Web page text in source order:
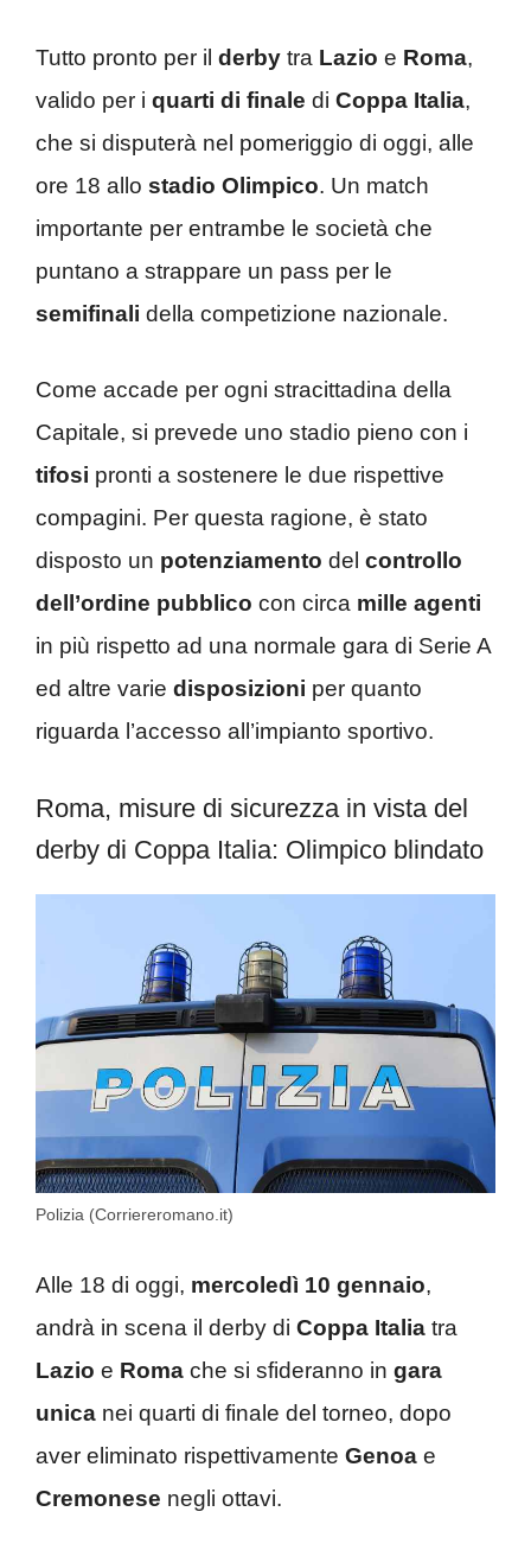
Tutto pronto per il derby tra Lazio e Roma,
valido per i quarti di finale di Coppa Italia,
che si disputerà nel pomeriggio di oggi, alle
ore 18 allo stadio Olimpico. Un match
importante per entrambe le società che
puntano a strappare un pass per le
semifinali della competizione nazionale.
Come accade per ogni stracittadina della
Capitale, si prevede uno stadio pieno con i
tifosi pronti a sostenere le due rispettive
compagini. Per questa ragione, è stato
disposto un potenziamento del controllo
dell’ordine pubblico con circa mille agenti
in più rispetto ad una normale gara di Serie A
ed altre varie disposizioni per quanto
riguarda l’accesso all’impianto sportivo.
Roma, misure di sicurezza in vista del
derby di Coppa Italia: Olimpico blindato
Polizia (Corriereromano.it)
Alle 18 di oggi, mercoledì 10 gennaio,
andrà in scena il derby di Coppa Italia tra
Lazio e Roma che si sfideranno in gara
unica nei quarti di finale del torneo, dopo
aver eliminato rispettivamente Genoa e
Cremonese negli ottavi.